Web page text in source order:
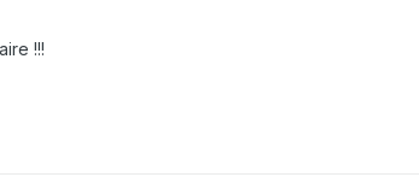
!!!